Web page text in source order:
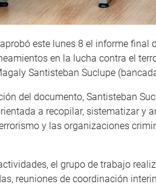
este lunes 8 el informe
en la lucha contra el
Santisteban Suclupe
del documento, Santisteban
a recopilar, sistematizar y
y las organizaciones
el grupo de trabajo
reuniones de coordinación